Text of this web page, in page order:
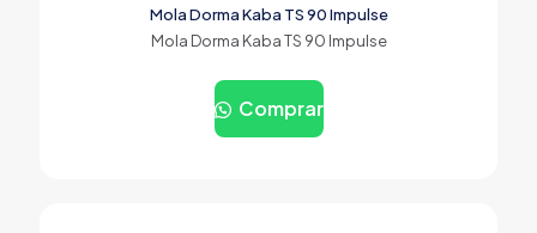
Mola Dorma Kaba TS 90 Impulse
Mola Dorma Kaba TS 90 Impulse
Comprar